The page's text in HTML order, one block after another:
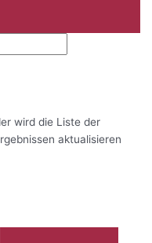
wird die Liste der
aktualisieren